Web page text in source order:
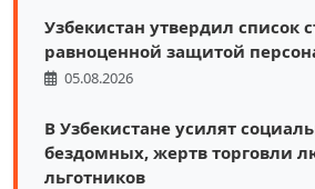
Узбекистан утвердил список
равноценной защитой
05.08.2026
В Узбекистане усилят
бездомных, жертв торговли
льготников